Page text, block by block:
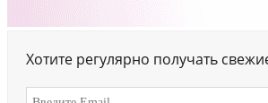
Хотите регулярно получать